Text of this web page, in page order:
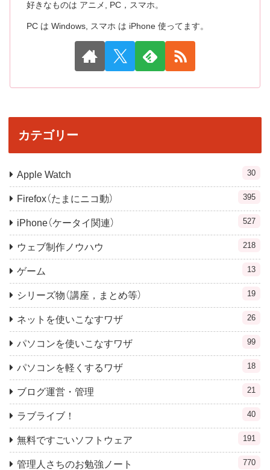
好きなものは アニメ, PC，スマホ。
PC は Windows, スマホ は iPhone 使ってます。
カテゴリー
Apple Watch 30
Firefox（たまにニコ動） 395
iPhone（ケータイ関連） 527
ウェブ制作ノウハウ 218
ゲーム 13
シリーズ物（講座，まとめ等） 19
ネットを使いこなすワザ 26
パソコンを使いこなすワザ 99
パソコンを軽くするワザ 18
ブログ運営・管理 21
ラブライブ！ 40
無料ですごいソフトウェア 191
管理人さちのお勉強ノート 770